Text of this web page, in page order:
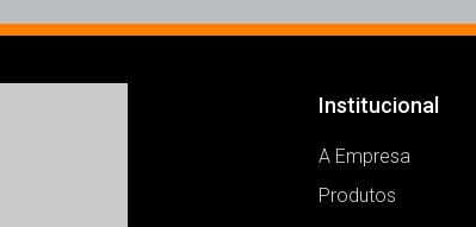
Institucional
A Empresa
Produtos